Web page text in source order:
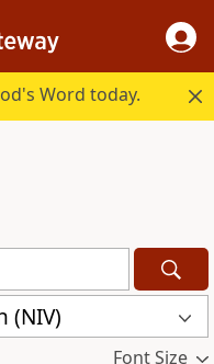
Word today.
(NIV)
Font Size